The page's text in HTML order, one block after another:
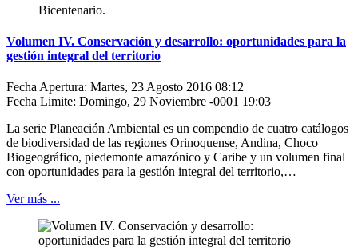
Volumen IV. Conservación y desarrollo: oportunidades para la
gestión integral del territorio
Fecha Apertura: Martes, 23 Agosto 2016 08:12
Fecha Limite: Domingo, 29 Noviembre -0001 19:03
La serie Planeación Ambiental es un compendio de cuatro catálogos
de biodiversidad de las regiones Orinoquense, Andina, Choco
Biogeográfico, piedemonte amazónico y Caribe y un volumen final
con oportunidades para la gestión integral del territorio,…
Ver más ...